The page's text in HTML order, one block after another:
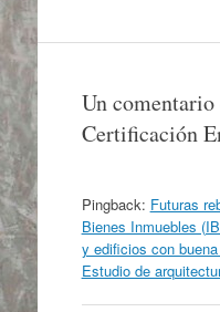
Un comentario
Certificación
Pingback: Futuras
Bienes Inmuebles
y edificios con
Estudio de